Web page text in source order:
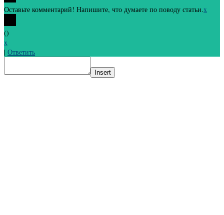
Оставьте комментарий! Напишите, что думаете по поводу статьи.x
()
x
| Ответить
Insert